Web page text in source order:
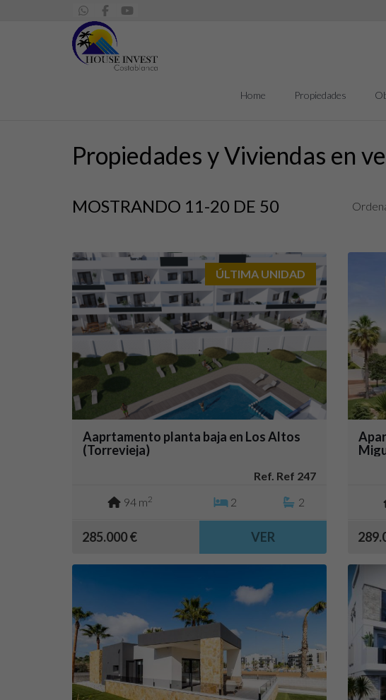
Home Propiedades
Propiedades y Viviendas en
MOSTRANDO 11-20 DE 50
ÚLTIMA UNIDAD
Aaprtamento planta baja en Los Altos
(Torrevieja)
Ref. Ref 247
94 m2 2 2
285.000 € VER